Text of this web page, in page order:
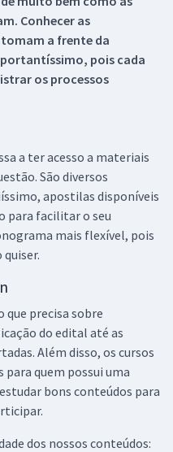
Conhecer as
a frente da
pois cada
os processos
a ter acesso a materiais
São diversos
apostilas disponíveis
para facilitar o seu
mais flexível, pois
que precisa sobre
do edital até as
Além disso, os cursos
para quem possui uma
bons conteúdos para
dos nossos conteúdos: